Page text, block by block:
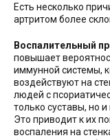
Есть несколько
артритом более
Воспалительный
повышает
иммунной системы,
воздействуют на
людей с
только суставы, но
Это приводит к их
воспаления на